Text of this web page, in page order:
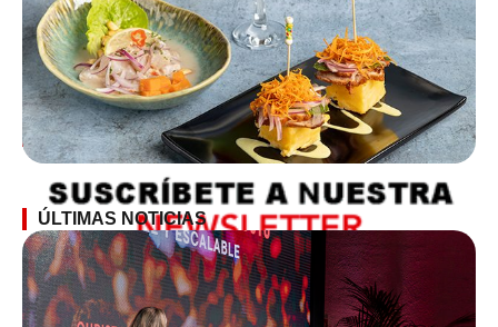
SUSCRÍBETE A LA NEWSLETTER
ÚLTIMAS NOTICIAS